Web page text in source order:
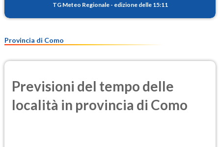
TG Meteo Regionale - edizione delle 15:11
Provincia di Como
Previsioni del tempo delle
località in provincia di Como